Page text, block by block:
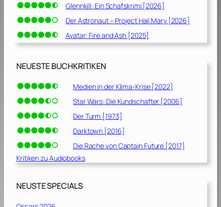
Glennkill: Ein Schafskrimi [2026]
Der Astronaut – Project Hail Mary [2026]
Avatar: Fire and Ash [2025]
NEUESTE BUCHKRITIKEN
Medien in der Klima-Krise [2022]
Star Wars: Die Kundschafter [2006]
Der Turm [1973]
Darktown [2016]
Die Rache von Captain Future [2017]
Kritiken zu Audiobooks
NEUSTE SPECIALS